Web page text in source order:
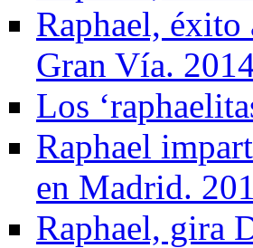
Raphael, éxito
Gran Vía.
Los
Raphael
en Madrid.
Raphael, gira